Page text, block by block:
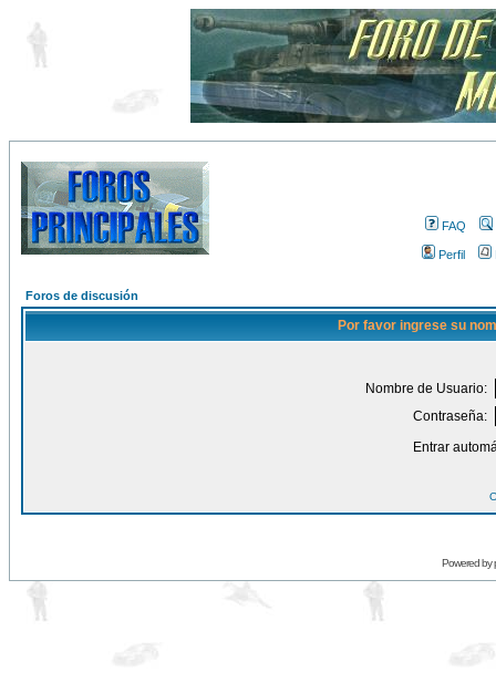
FAQ
Perfil
Foros de discusión
Por favor ingrese su
Nombre de Usuario:
Contraseña:
Entrar
Powered by